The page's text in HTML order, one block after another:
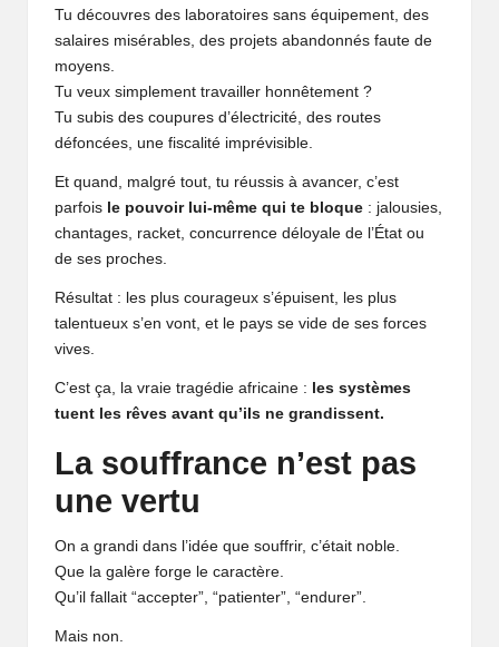
Tu découvres des laboratoires sans équipement, des
salaires misérables, des projets abandonnés faute de
moyens.
Tu veux simplement travailler honnêtement ?
Tu subis des coupures d’électricité, des routes
défoncées, une fiscalité imprévisible.
Et quand, malgré tout, tu réussis à avancer, c’est
parfois le pouvoir lui-même qui te bloque : jalousies,
chantages, racket, concurrence déloyale de l’État ou
de ses proches.
Résultat : les plus courageux s’épuisent, les plus
talentueux s’en vont, et le pays se vide de ses forces
vives.
C’est ça, la vraie tragédie africaine : les systèmes
tuent les rêves avant qu’ils ne grandissent.
La souffrance n’est pas
une vertu
On a grandi dans l’idée que souffrir, c’était noble.
Que la galère forge le caractère.
Qu’il fallait “accepter”, “patienter”, “endurer”.
Mais non.